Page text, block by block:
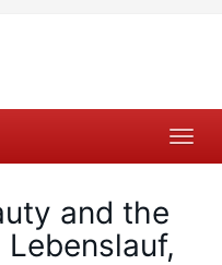
and the